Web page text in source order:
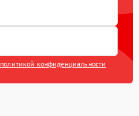
политикой конфиденциальности